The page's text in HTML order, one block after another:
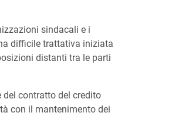
sindacali e i
difficile trattativa iniziata
distanti tra le parti
del contratto del credito
con il mantenimento dei